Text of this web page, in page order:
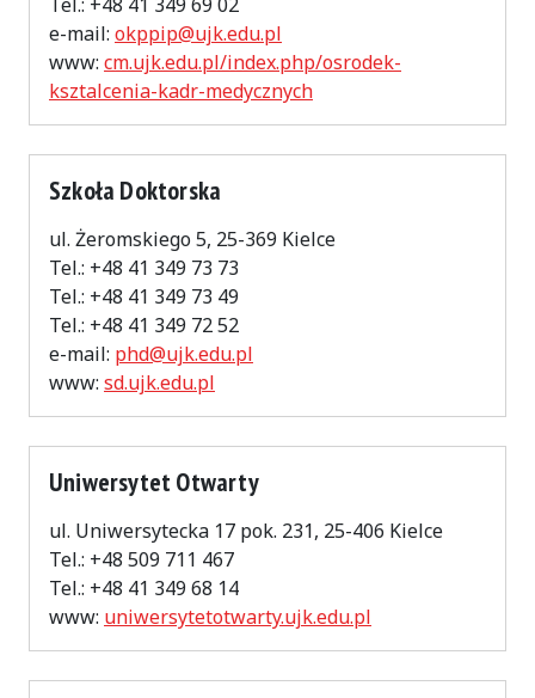
e-mail: okppip@ujk.edu.pl
www: cm.ujk.edu.pl/index.php/osrodek-
ksztalcenia-kadr-medycznych
Szkoła Doktorska
ul. Żeromskiego 5, 25-369 Kielce
Tel.: +48 41 349 73 73
Tel.: +48 41 349 73 49
Tel.: +48 41 349 72 52
e-mail: phd@ujk.edu.pl
www: sd.ujk.edu.pl
Uniwersytet Otwarty
ul. Uniwersytecka 17 pok. 231, 25-406 Kielce
Tel.: +48 509 711 467
Tel.: +48 41 349 68 14
www: uniwersytetotwarty.ujk.edu.pl